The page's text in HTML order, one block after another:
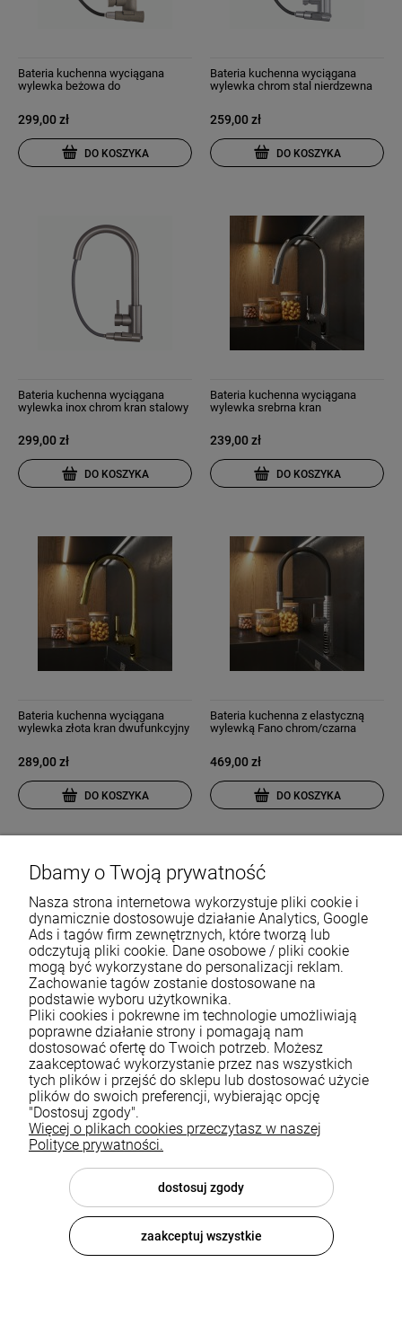
Bateria kuchenna wyciągana
wylewka beżowa do
299,00 zł
DO KOSZYKA
Bateria kuchenna wyciągana
wylewka chrom stal nierdzewna
259,00 zł
DO KOSZYKA
Bateria kuchenna wyciągana
wylewka inox chrom kran stalowy
299,00 zł
DO KOSZYKA
Bateria kuchenna wyciągana
wylewka srebrna kran
239,00 zł
DO KOSZYKA
Bateria kuchenna wyciągana
wylewka złota kran dwufunkcyjny
289,00 zł
DO KOSZYKA
Bateria kuchenna z elastyczną
wylewką Fano chrom/czarna
469,00 zł
DO KOSZYKA
Bateria kuchenna z elastyczną
wylewką Fano czarna
499,00 zł
DO KOSZYKA
Bateria kuchenna z elastyczną
wylewką Fano gun grey
562,49 zł
Dbamy o Twoją prywatność
Nasza strona internetowa wykorzystuje pliki cookie i
dynamicznie dostosowuje działanie Analytics, Google
Ads i tagów firm zewnętrznych, które tworzą lub
odczytują pliki cookie. Dane osobowe / pliki cookie
mogą być wykorzystane do personalizacji reklam.
Zachowanie tagów zostanie dostosowane na
podstawie wyboru użytkownika.
Pliki cookies i pokrewne im technologie umożliwiają
poprawne działanie strony i pomagają nam
dostosować ofertę do Twoich potrzeb. Możesz
zaakceptować wykorzystanie przez nas wszystkich
tych plików i przejść do sklepu lub dostosować użycie
plików do swoich preferencji, wybierając opcję
"Dostosuj zgody".
Więcej o plikach cookies przeczytasz w naszej
Polityce prywatności.
dostosuj zgody
zaakceptuj wszystkie